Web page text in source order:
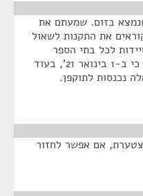
בזום. שמעתם את
את התקנות לשאול
לכל בתי הספר
שנמצאת בחלוקה או נמצאת בקנה, כי ב-1 בינואר 21', בעוד
נכנסות לתוקפן.
אם אפשר לחזור